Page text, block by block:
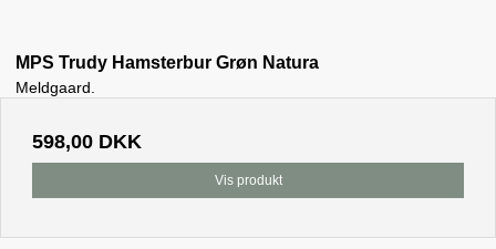
MPS Trudy Hamsterbur Grøn Natura
Meldgaard.
598,00 DKK
Vis produkt